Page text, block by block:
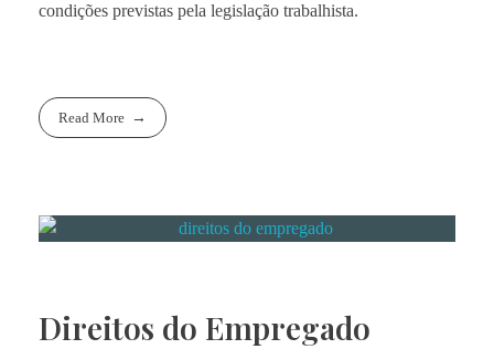
condições previstas pela legislação trabalhista.
Read More
Direitos do Empregado